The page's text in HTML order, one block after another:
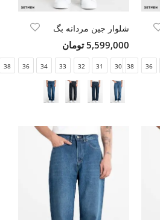
36
38
شلوار جین مردانه بگ
5,599,000 تومان
30
31
32
33
34
36
38